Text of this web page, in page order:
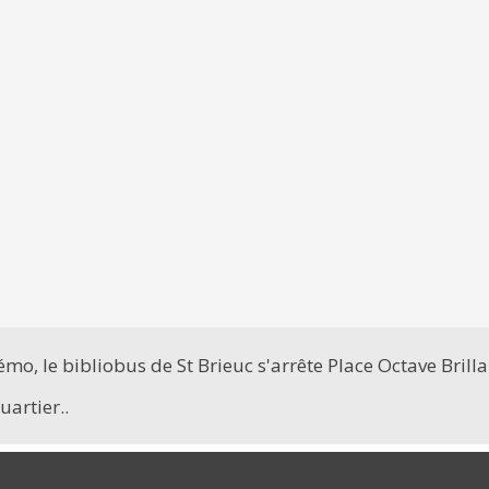
le bibliobus de St Brieuc s'arrête Place Octave